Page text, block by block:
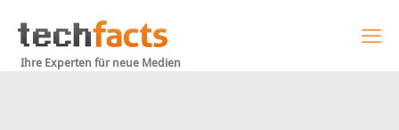
Ihre Experten für neue Medien